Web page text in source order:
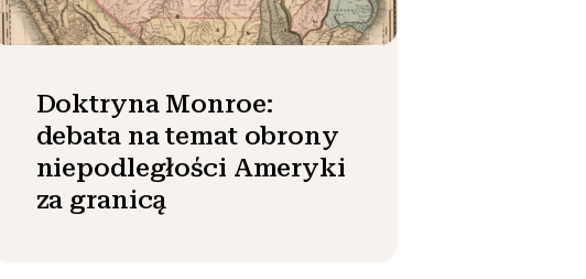
Doktryna Monroe:
debata na temat obrony
niepodległości Ameryki
za granicą